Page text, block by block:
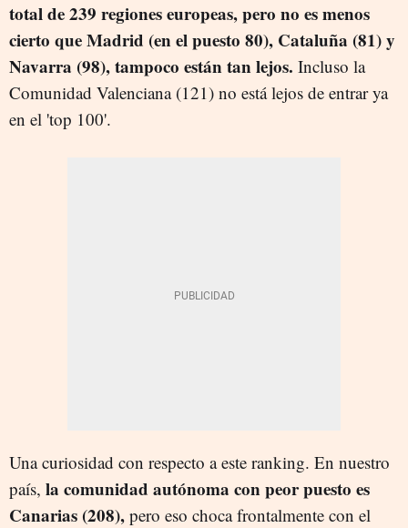
total de 239 regiones europeas, pero no es menos
cierto que Madrid (en el puesto 80), Cataluña (81) y
Navarra (98), tampoco están tan lejos. Incluso la
Comunidad Valenciana (121) no está lejos de entrar ya
en el 'top 100'.
Una curiosidad con respecto a este ranking. En nuestro
país, la comunidad autónoma con peor puesto es
Canarias (208), pero eso choca frontalmente con el